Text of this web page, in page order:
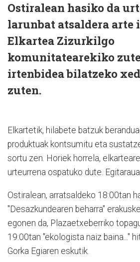
Ostiralean hasiko da
larunbat atsaldera arte
Elkartea Zizurkilgo
komunitatearekiko
irtenbidea bilatzeko
zuten.
Elkartetik, hilabete batzuk
produktuak kontsumitu eta
sortu zen. Horiek horrela,
urteurrena ospatuko dute.
Ostiralean, arratsaldeko 18:00tan
"Desazkundearen beharra"
egonen da, Plazaetxeberriko
19:00tan "ekologista naiz baina..."
Gorka Egiaren eskutik.